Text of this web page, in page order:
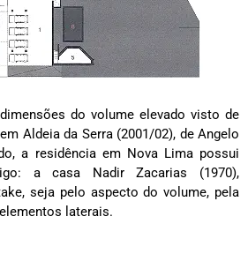
do volume elevado visto de
Aldeia da Serra (2001/02), de Angelo
a residência em Nova Lima possui
a casa Nadir Zacarias (1970),
seja pelo aspecto do volume, pela
laterais.